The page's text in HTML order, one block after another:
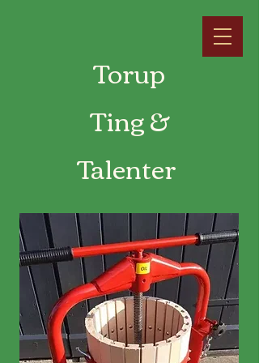
Torup
Ting &
Talenter